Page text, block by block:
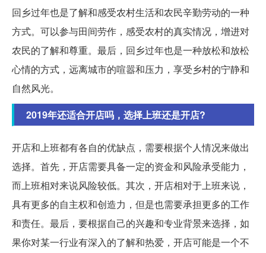
回乡过年也是了解和感受农村生活和农民辛勤劳动的一种
方式。可以参与田间劳作，感受农村的真实情况，增进对
农民的了解和尊重。最后，回乡过年也是一种放松和放松
心情的方式，远离城市的喧嚣和压力，享受乡村的宁静和
自然风光。
2019年还适合开店吗，选择上班还是开店?
开店和上班都有各自的优缺点，需要根据个人情况来做出
选择。首先，开店需要具备一定的资金和风险承受能力，
而上班相对来说风险较低。其次，开店相对于上班来说，
具有更多的自主权和创造力，但是也需要承担更多的工作
和责任。最后，要根据自己的兴趣和专业背景来选择，如
果你对某一行业有深入的了解和热爱，开店可能是一个不